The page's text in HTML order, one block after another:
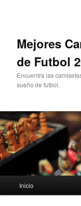
Mejores
de Futbol
Encuentra las
sueño de futbol.
principal
Inicio